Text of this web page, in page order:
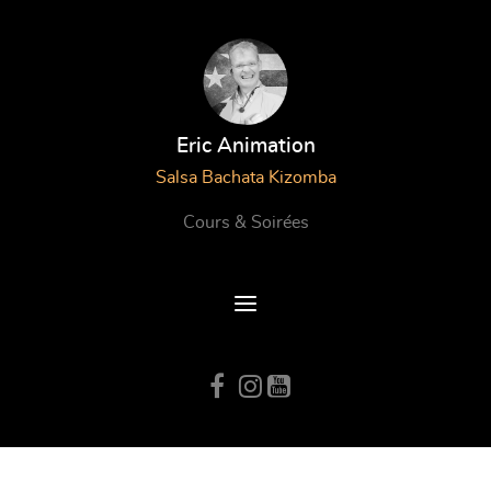
Eric Animation
Salsa Bachata Kizomba
Cours & Soirées